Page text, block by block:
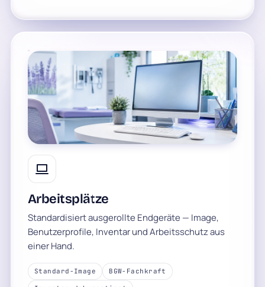
Arbeitsplätze
Standardisiert ausgerollte Endgeräte — Image,
Benutzerprofile, Inventar und Arbeitsschutz aus
einer Hand.
Standard-Image BGW-Fachkraft